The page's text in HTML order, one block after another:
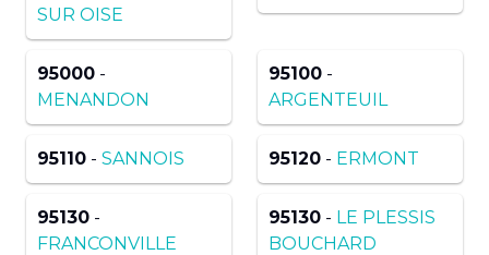
SUR OISE
95000 -
MENANDON
95100 -
ARGENTEUIL
95110 - SANNOIS 95120 - ERMONT
95130 -
FRANCONVILLE
95130 - LE PLESSIS
BOUCHARD